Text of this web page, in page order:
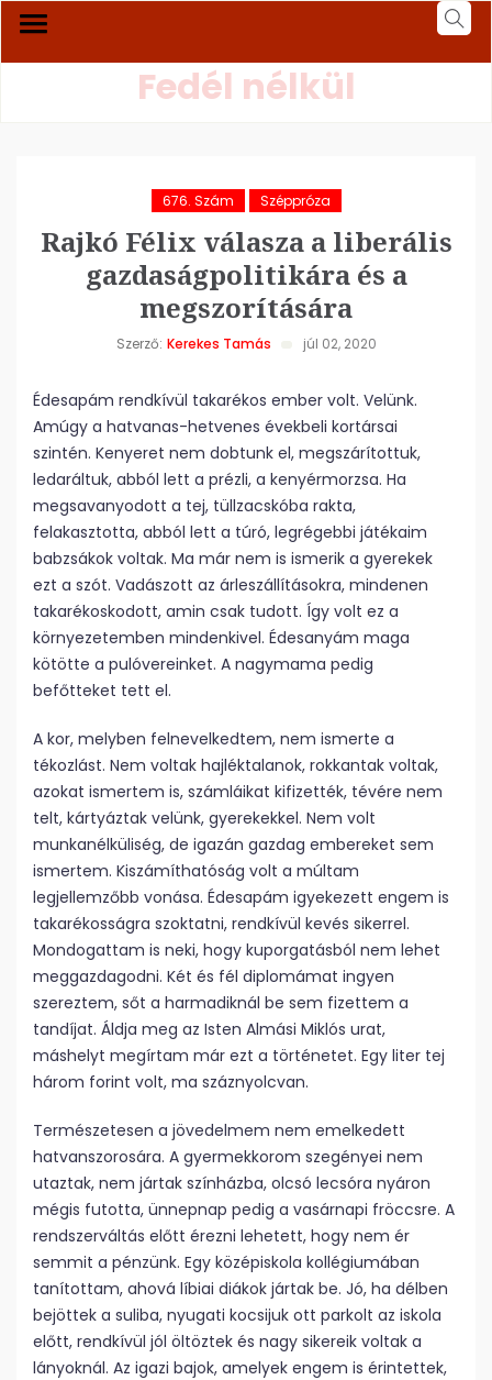
Fedél nélkül
676. Szám Széppróza
Rajkó Félix válasza a liberális
gazdaságpolitikára és a
megszorítására
Szerző: Kerekes Tamás júl 02, 2020
Édesapám rendkívül takarékos ember volt. Velünk.
Amúgy a hatvanas-hetvenes évekbeli kortársai
szintén. Kenyeret nem dobtunk el, megszárítottuk,
ledaráltuk, abból lett a prézli, a kenyérmorzsa. Ha
megsavanyodott a tej, tüllzacskóba rakta,
felakasztotta, abból lett a túró, legrégebbi játékaim
babzsákok voltak. Ma már nem is ismerik a gyerekek
ezt a szót. Vadászott az árleszállításokra, mindenen
takarékoskodott, amin csak tudott. Így volt ez a
környezetemben mindenkivel. Édesanyám maga
kötötte a pulóvereinket. A nagymama pedig
befőtteket tett el.
A kor, melyben felnevelkedtem, nem ismerte a
tékozlást. Nem voltak hajléktalanok, rokkantak voltak,
azokat ismertem is, számláikat kifizették, tévére nem
telt, kártyáztak velünk, gyerekekkel. Nem volt
munkanélküliség, de igazán gazdag embereket sem
ismertem. Kiszámíthatóság volt a múltam
legjellemzőbb vonása. Édesapám igyekezett engem is
takarékosságra szoktatni, rendkívül kevés sikerrel.
Mondogattam is neki, hogy kuporgatásból nem lehet
meggazdagodni. Két és fél diplomámat ingyen
szereztem, sőt a harmadiknál be sem fizettem a
tandíjat. Áldja meg az Isten Almási Miklós urat,
máshelyt megírtam már ezt a történetet. Egy liter tej
három forint volt, ma száznyolcvan.
Természetesen a jövedelmem nem emelkedett
hatvanszorosára. A gyermekkorom szegényei nem
utaztak, nem jártak színházba, olcsó lecsóra nyáron
mégis futotta, ünnepnap pedig a vasárnapi fröccsre. A
rendszerváltás előtt érezni lehetett, hogy nem ér
semmit a pénzünk. Egy középiskola kollégiumában
tanítottam, ahová líbiai diákok jártak be. Jó, ha délben
bejöttek a suliba, nyugati kocsijuk ott parkolt az iskola
előtt, rendkívül jól öltöztek és nagy sikereik voltak a
lányoknál. Az igazi bajok, amelyek engem is érintettek,